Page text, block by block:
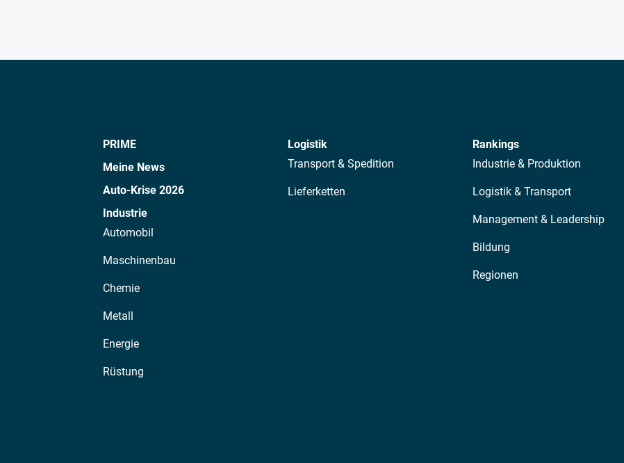
PRIME
Meine News
Auto-Krise 2026
Industrie
Automobil
Maschinenbau
Chemie
Metall
Energie
Rüstung
Logistik
Transport & Spedition
Lieferketten
Rankings
Industrie & Produktion
Logistik & Transport
Management & Leadership
Bildung
Regionen